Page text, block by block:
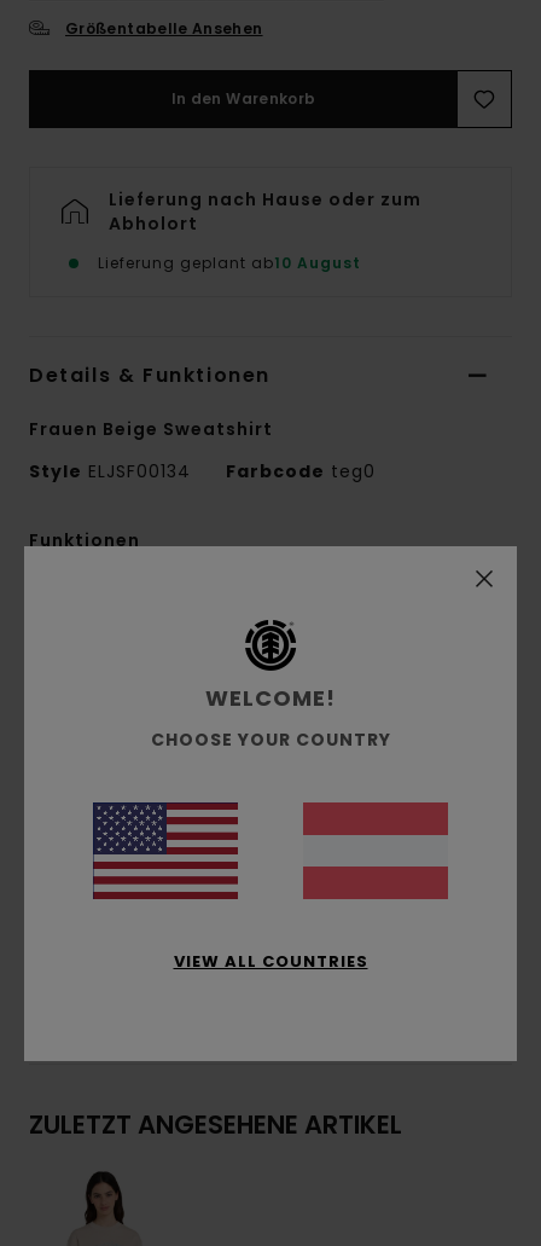
Größentabelle Ansehen
In den Warenkorb
Lieferung nach Hause oder zum
Abholort
Lieferung geplant ab10 August
Details & Funktionen
Frauen Beige Sweatshirt
Style ELJSF00134 Farbcode teg0
Funktionen
Stoff aus Baumwolle, recycelter
Baumwolle und recyceltem Polyester
French Terry [280 g/m2]
Druck:Brust-, Ärmel- und Rückendruck
Zusammensetzung[Hauptstoff] 55 % Baumwolle,
25 % recycelte Baumwolle, 20 % recyceltes
ZULETZT ANGESEHENE ARTIKEL
WELCOME!
CHOOSE YOUR COUNTRY
VIEW ALL COUNTRIES